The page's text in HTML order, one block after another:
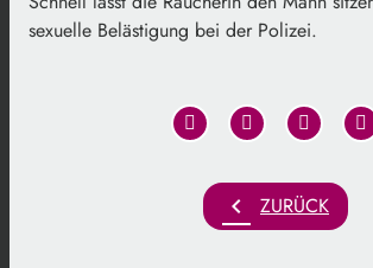
sexuelle Belästigung bei der Polizei.
chevron_left ZURÜCK